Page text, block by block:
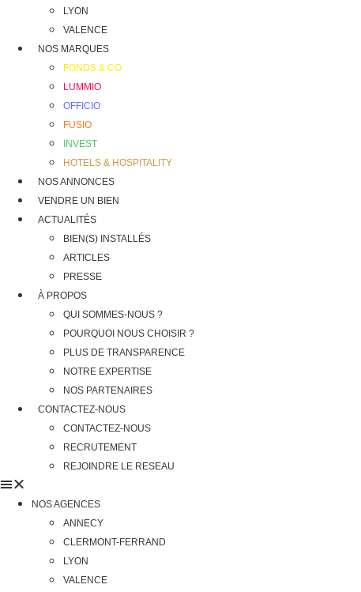
LYON
VALENCE
NOS MARQUES
FONDS & CO
LUMMIO
OFFICIO
FUSIO
INVEST
HOTELS & HOSPITALITY
NOS ANNONCES
VENDRE UN BIEN
ACTUALITÉS
BIEN(S) INSTALLÉS
ARTICLES
PRESSE
À PROPOS
QUI SOMMES-NOUS ?
POURQUOI NOUS CHOISIR ?
PLUS DE TRANSPARENCE
NOTRE EXPERTISE
NOS PARTENAIRES
CONTACTEZ-NOUS
CONTACTEZ-NOUS
RECRUTEMENT
REJOINDRE LE RESEAU
NOS AGENCES
ANNECY
CLERMONT-FERRAND
LYON
VALENCE